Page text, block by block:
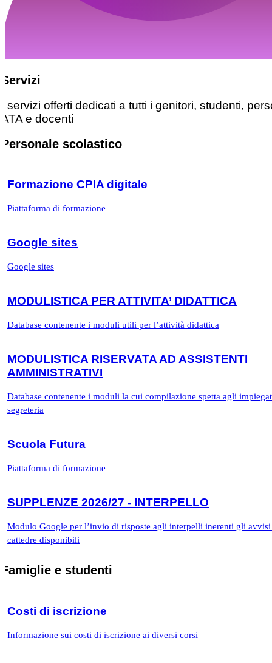
Servizi
I servizi offerti dedicati a tutti i genitori, studenti,
ATA e docenti
Personale scolastico
Formazione CPIA digitale
Piattaforma di formazione
Google sites
Google sites
MODULISTICA PER ATTIVITA’ DIDATTICA
Database contenente i moduli utili per l’attività didattica
MODULISTICA RISERVATA AD ASSISTENTI
AMMINISTRATIVI
Database contenente i moduli la cui compilazione spetta agli
segreteria
Scuola Futura
Piattaforma di formazione
SUPPLENZE 2026/27 - INTERPELLO
Modulo Google per l’invio di risposte agli interpelli inerenti gli
cattedre disponibili
Famiglie e studenti
Costi di iscrizione
Informazione sui costi di iscrizione ai diversi corsi